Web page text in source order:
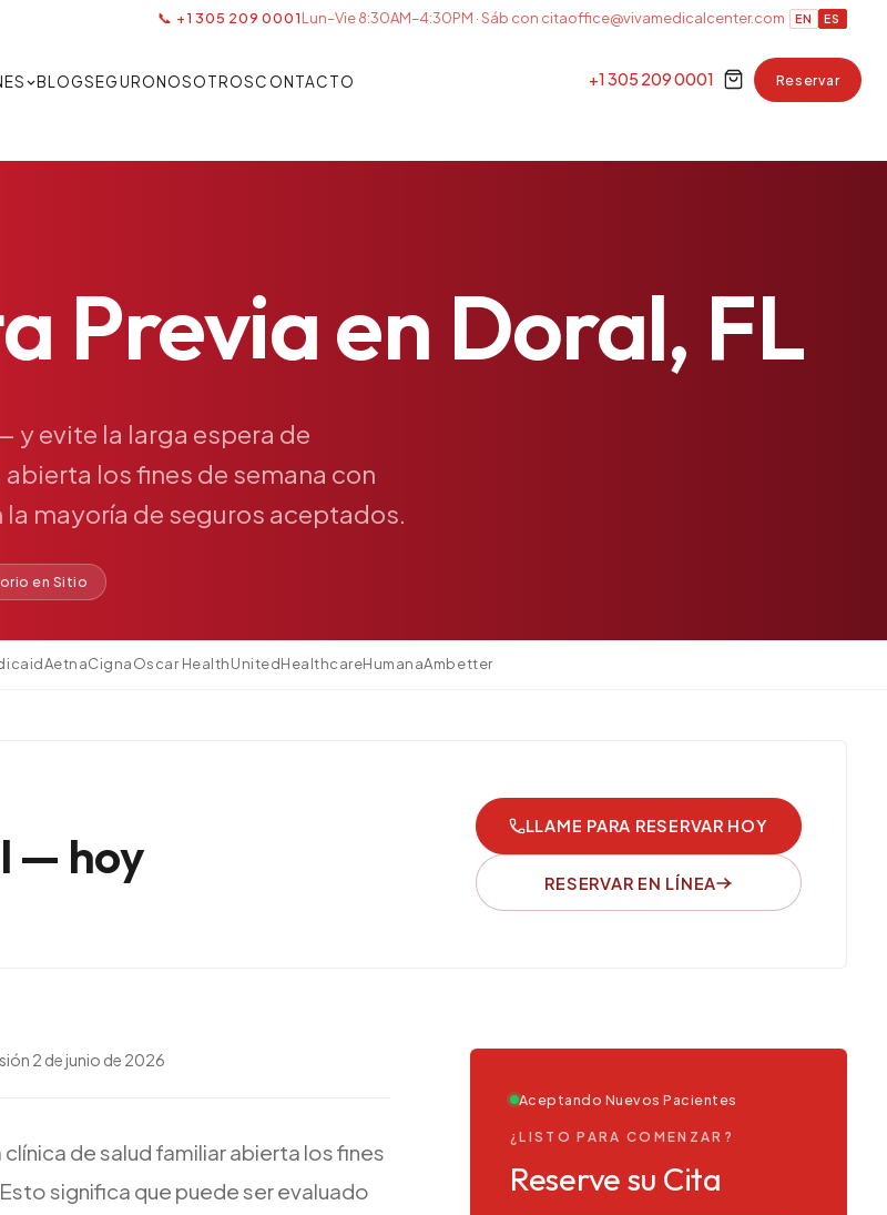
📞 +1 305 209 0001Lun–Vie 8:30AM–4:30PM · Sáb con citaoffice@vivamedicalcenter.com EN ES
BLOGSEGURONOSOTROSCONTACTO +1 305 209 0001 Reservar
Previaen Doral, FL
yevite la larga espera de
abierta losfines de semana con
la mayoría de seguros aceptados.
en Sitio
AetnaCignaOscar HealthUnitedHealthcareHumanaAmbetter
— hoy LLAME PARA RESERVAR HOY
RESERVAR EN LÍNEA
2 de junio de 2026
clínica desalud familiarabierta losfines
Estosignifica que puedeserevaluado
Aceptando Nuevos Pacientes
¿LISTO PARA COMENZAR?
Reserve su Cita